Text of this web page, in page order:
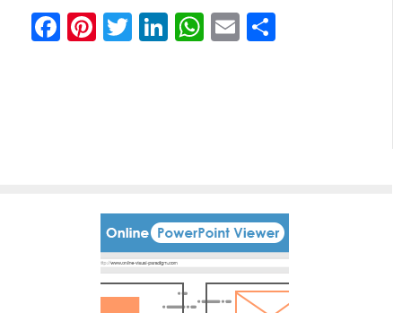
Facebook
Pinterest
Twitter
LinkedIn
WhatsApp
Email